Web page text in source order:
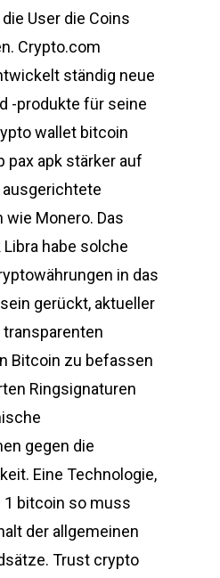
User die Coins
Crypto.com
ständig neue
-produkte für seine
wallet bitcoin
pax apk stärker auf
Monero. Das
habe solche
in das
gerückt, aktueller
Bitcoin zu befassen
Ringsignaturen
gegen die
Eine Technologie,
bitcoin so muss
der allgemeinen
Trust crypto